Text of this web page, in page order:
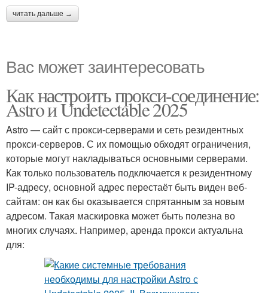
читать дальше →
Вас может заинтересовать
Как настроить прокси-соединение:
Astro и Undetectable 2025
Astro — сайт с прокси-серверами и сеть резидентных
прокси-серверов. С их помощью обходят ограничения,
которые могут накладываться основными серверами.
Как только пользователь подключается к резидентному
IP-адресу, основной адрес перестаёт быть виден веб-
сайтам: он как бы оказывается спрятанным за новым
адресом. Такая маскировка может быть полезна во
многих случаях. Например, аренда прокси актуальна
для: